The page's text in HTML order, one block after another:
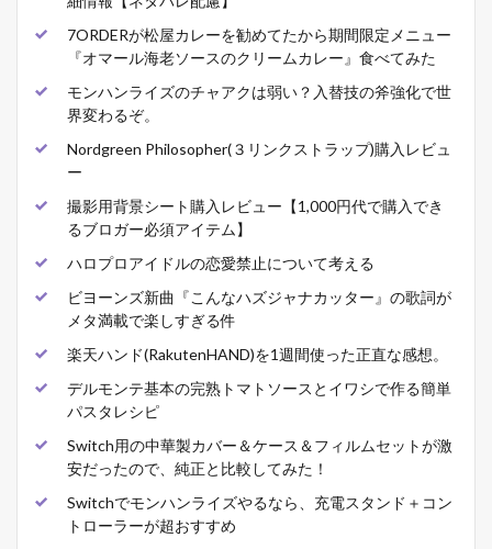
7ORDERが松屋カレーを勧めてたから期間限定メニュー
『オマール海老ソースのクリームカレー』食べてみた
モンハンライズのチャアクは弱い？入替技の斧強化で世
界変わるぞ。
Nordgreen Philosopher(３リンクストラップ)購入レビュ
ー
撮影用背景シート購入レビュー【1,000円代で購入でき
るブロガー必須アイテム】
ハロプロアイドルの恋愛禁止について考える
ビヨーンズ新曲『こんなハズジャナカッター』の歌詞が
メタ満載で楽しすぎる件
楽天ハンド(RakutenHAND)を1週間使った正直な感想。
デルモンテ基本の完熟トマトソースとイワシで作る簡単
パスタレシピ
Switch用の中華製カバー＆ケース＆フィルムセットが激
安だったので、純正と比較してみた！
Switchでモンハンライズやるなら、充電スタンド＋コン
トローラーが超おすすめ